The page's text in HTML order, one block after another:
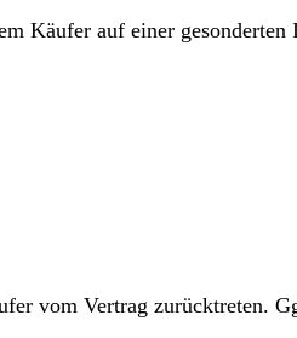
Käufer auf einer
vom Vertrag zurücktreten.